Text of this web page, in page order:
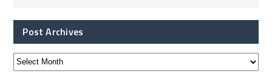
Post Archives